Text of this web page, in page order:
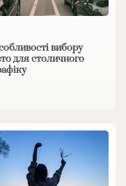
вибору
для столичного